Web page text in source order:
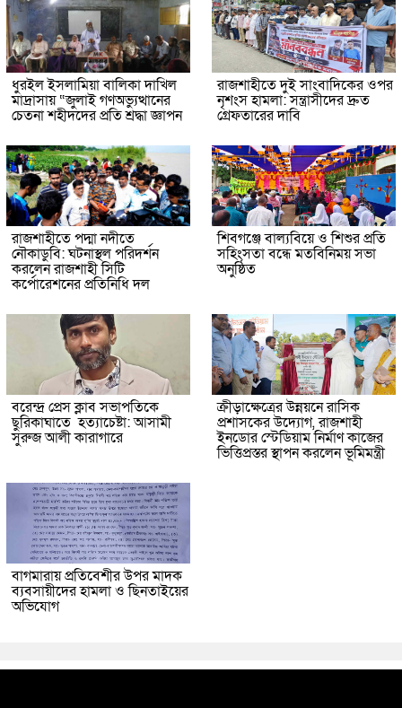
ধুরইল ইসলামিয়া বালিকা দাখিল
মাদ্রাসায় “জুলাই গণঅভ্যুত্থানের
চেতনা শহীদদের প্রতি শ্রদ্ধা জ্ঞাপন
রাজশাহীতে দুই সাংবাদিকের ওপর
নৃশংস হামলা: সন্ত্রাসীদের দ্রুত
গ্রেফতারের দাবি
রাজশাহীতে পদ্মা নদীতে
নৌকাডুবি: ঘটনাস্থল পরিদর্শন
করলেন রাজশাহী সিটি
কর্পোরেশনের প্রতিনিধি দল
শিবগঞ্জে বাল্যবিয়ে ও শিশুর প্রতি
সহিংসতা বন্ধে মতবিনিময় সভা
অনুষ্ঠিত
বরেন্দ্র প্রেস ক্লাব সভাপতিকে
ছুরিকাঘাতে হত্যাচেষ্টা: আসামী
সুরুজ আলী কারাগারে
ক্রীড়াক্ষেত্রের উন্নয়নে রাসিক
প্রশাসকের উদ্যোগ, রাজশাহী
ইনডোর স্টেডিয়াম নির্মাণ কাজের
ভিত্তিপ্রস্তর স্থাপন করলেন ভূমিমন্ত্রী
বাগমারায় প্রতিবেশীর উপর মাদক
ব্যবসায়ীদের হামলা ও ছিনতাইয়ের
অভিযোগ